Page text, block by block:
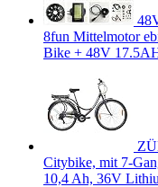
8fun Mittelmotor
Bike + 48V
Citybike, mit 7-
10,4 Ah, 36V